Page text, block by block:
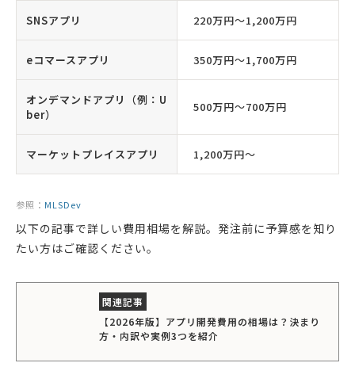
SNSアプリ 220万円〜1,200万円
eコマースアプリ 350万円〜1,700万円
オンデマンドアプリ（例：U
ber）
500万円〜700万円
マーケットプレイスアプリ 1,200万円〜
参照： MLSDev
以下の記事で詳しい費用相場を解説。発注前に予算感を知り
たい方はご確認ください。
【2026年版】アプリ開発費用の相場は？決まり
方・内訳や実例3つを紹介